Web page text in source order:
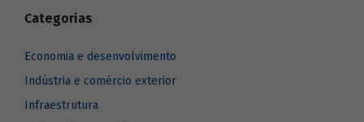
Categorias
Economia e desenvolvimento
Indústria e comércio exterior
Infraestrutura